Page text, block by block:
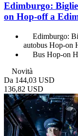
Edimburgo:
on Hop-off a
Edimburgo:
autobus Hop-on
Bus Hop-on
Novità
Da 144,03 USD
136,82 USD